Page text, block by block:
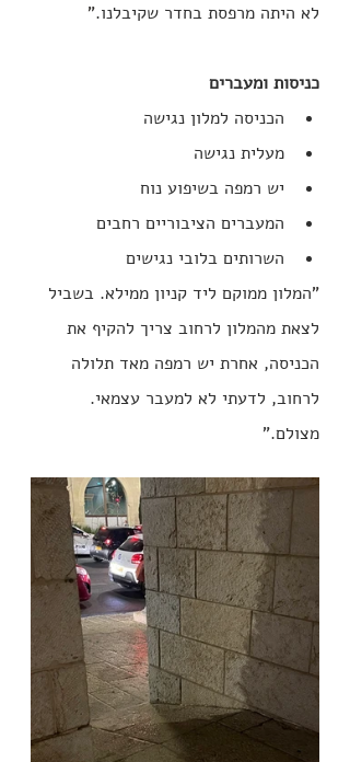
לא היתה מרפסת בחדר שקיבלנו."
כניסות ומעברים
הכניסה למלון נגישה
מעלית נגישה
יש רמפה בשיפוע נוח
המעברים הציבוריים רחבים
השרותים בלובי נגישים
"המלון ממוקם ליד קניון ממילא. בשביל
לצאת מהמלון לרחוב צריך להקיף את
הכניסה, אחרת יש רמפה מאד תלולה
לרחוב, לדעתי לא למעבר עצמאי.
מצולם."